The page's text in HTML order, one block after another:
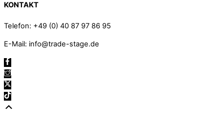
KONTAKT
Telefon: +49 (0) 40 87 97 86 95
E-Mail: info@trade-stage.de